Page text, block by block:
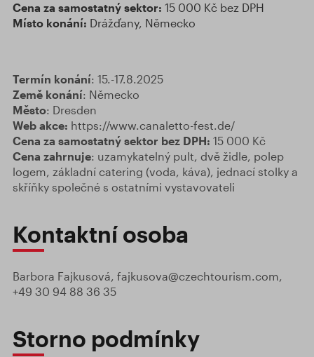
Cena za samostatný sektor: 15 000 Kč bez DPH
Místo konání: Drážďany, Německo
Termín konání: 15.-17.8.2025
Země konání: Německo
Město: Dresden
Web akce: https://www.canaletto-fest.de/
Cena za samostatný sektor bez DPH: 15 000 Kč
Cena zahrnuje: uzamykatelný pult, dvě židle, polep
logem, základní catering (voda, káva), jednací stolky a
skříňky společné s ostatními vystavovateli
Kontaktní osoba
Barbora Fajkusová, fajkusova@czechtourism.com,
+49 30 94 88 36 35
Storno podmínky